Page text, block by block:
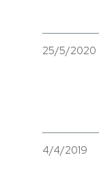
SHOP
25/5/2020
4/4/2019